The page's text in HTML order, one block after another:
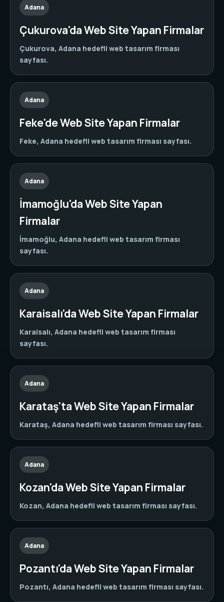
Adana
Çukurova'da Web Site Yapan Firmalar
Çukurova, Adana hedefli web tasarım firması
sayfası.
Adana
Feke'de Web Site Yapan Firmalar
Feke, Adana hedefli web tasarım firması sayfası.
Adana
İmamoğlu'da Web Site Yapan
Firmalar
İmamoğlu, Adana hedefli web tasarım firması
sayfası.
Adana
Karaisalı'da Web Site Yapan Firmalar
Karaisalı, Adana hedefli web tasarım firması
sayfası.
Adana
Karataş'ta Web Site Yapan Firmalar
Karataş, Adana hedefli web tasarım firması sayfası.
Adana
Kozan'da Web Site Yapan Firmalar
Kozan, Adana hedefli web tasarım firması sayfası.
Adana
Pozantı'da Web Site Yapan Firmalar
Pozantı, Adana hedefli web tasarım firması sayfası.